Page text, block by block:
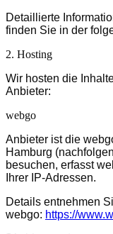
Detaillierte
finden Sie in der
2. Hosting
Wir hosten die
Anbieter:
webgo
Anbieter ist die
Hamburg
besuchen, erfasst
Ihrer IP-Adressen.
Details entnehmen
webgo: https://